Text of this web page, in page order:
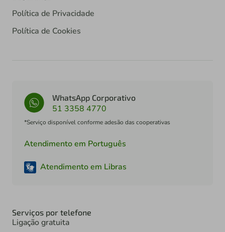
Política de Privacidade
Política de Cookies
WhatsApp Corporativo
51 3358 4770
*Serviço disponível conforme adesão das cooperativas
Atendimento em Português
Atendimento em Libras
Serviços por telefone
Ligação gratuita